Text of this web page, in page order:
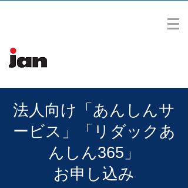
​法人向け「あんしんサ
ービス」「リダックあ
んしん365」
お申し込み